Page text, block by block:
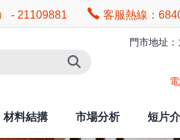
） - 21109881 客服熱線：
門市地址
材料結搆 市場分析 短片